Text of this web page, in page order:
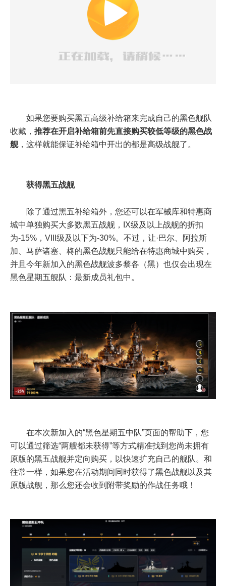
如果您要购买黑五高级补给箱来完成自己的黑色舰队
收藏， 推荐在开启补给箱前先直接购买较低等级的黑色战
舰，这样就能保证补给箱中开出的都是高级战舰了。
获得黑五战舰
除了通过黑五补给箱外，您还可以在军械库和特惠商
城中单独购买大多数黑五战舰，IX级及以上战舰的折扣
为-15%，VIII级及以下为-30%。不过，让·巴尔、阿拉斯
加、马萨诸塞、柊的黑色战舰只能给在特惠商城中购买，
并且今年新加入的黑色战舰波多黎各（黑）也仅会出现在
黑色星期五舰队：最新成员礼包中。
在本次新加入的“黑色星期五中队”页面的帮助下，您
可以通过筛选“两艘都未获得”等方式精准找到您尚未拥有
原版的黑五战舰并定向购买，以快速扩充自己的舰队。和
往常一样，如果您在活动期间同时获得了黑色战舰以及其
原版战舰，那么您还会收到附带奖励的作战任务哦！